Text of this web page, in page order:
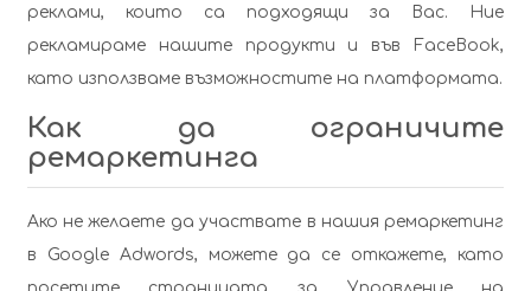
реклами, които са подходящи за Вас. Ние
рекламираме нашите продукти и във FaceBook,
като използваме възможностите на платформата.
Как да ограничите
ремаркетинга
Ако не желаете да участвате в нашия ремаркетинг
в Google Adwords, можете да се откажете, като